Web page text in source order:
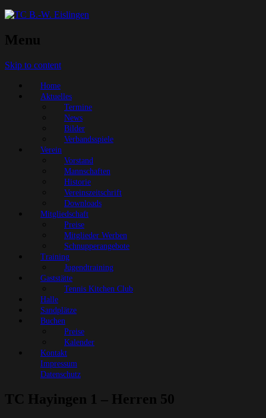
Menu
Skip to content
Home
Aktuelles
Termine
News
Bilder
Verbandsspiele
Verein
Vorstand
Mannschaften
Historie
Vereinszeitschrift
Downloads
Mitgliedschaft
Preise
Mitglieder Werben
Schnupperangebote
Training
Jugendtraining
Gaststätte
Tennis Kitchen Club
Halle
Sandplätze
Buchen
Preise
Kalender
Kontakt
Impressum
Datenschutz
TC Hayingen 1 – Herren 50